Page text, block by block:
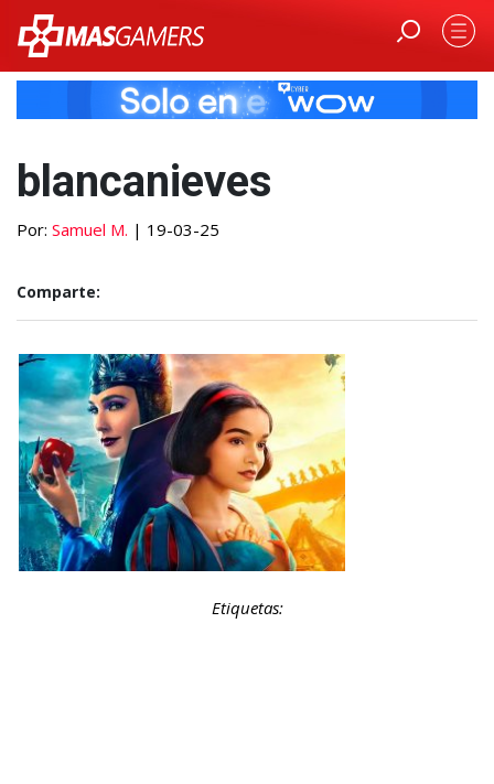
blancanieves
Por: Samuel M. | 19-03-25
Comparte:
Etiquetas: